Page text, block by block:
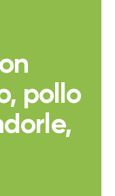
pollo